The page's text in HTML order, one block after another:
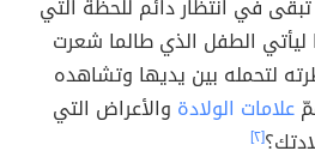
في انتظار دائم للحظة التي
ليأتي الطفل الذي طالما شعرت
لتحمله بين يديها وتشاهده
علامات الولادة والأعراض التي
[٢]